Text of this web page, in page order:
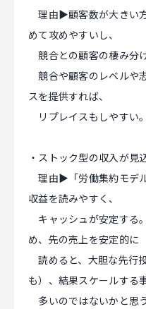
理由▶顧客数が大きい
めて攻めやすいし、
競合との顧客の棲み分
競合や顧客のレベルや
スを提供すれば、
リプレイスもしやすい。
・ストック型の収入が見
理由▶「労働集約モデ
収益を読みやすく、
キャッシュが安定する
め、先の売上を安定的に
読めると、大胆な先行
も）、結果スケールする
多いのではないかと思う